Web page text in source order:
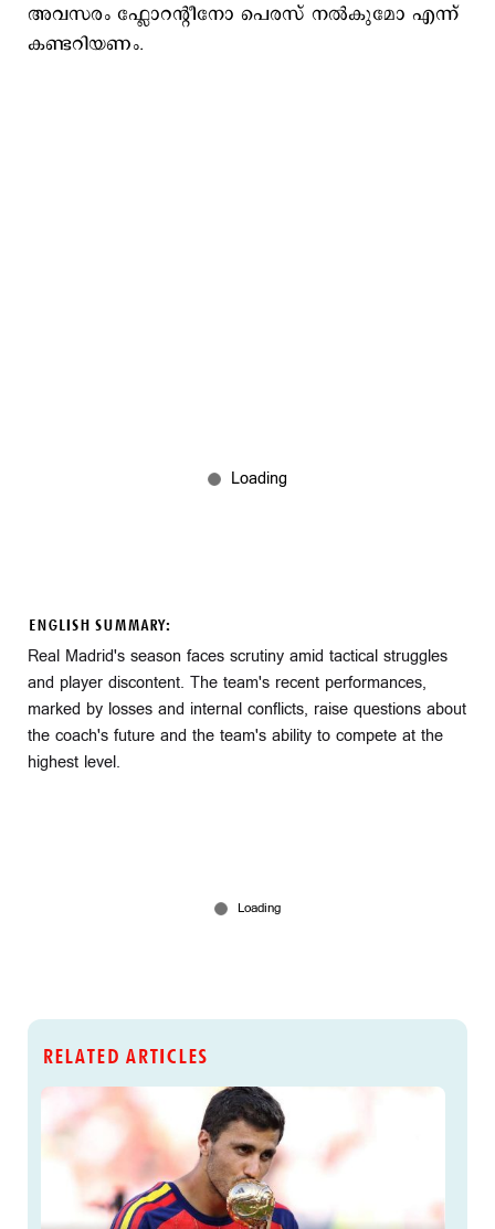
അവസരം ഫ്ലോറന്റീനോ പെരസ് നൽകുമോ എന്ന്
കണ്ടറിയണം.
ENGLISH SUMMARY:
Real Madrid's season faces scrutiny amid tactical struggles
and player discontent. The team's recent performances,
marked by losses and internal conflicts, raise questions about
the coach's future and the team's ability to compete at the
highest level.
RELATED ARTICLES